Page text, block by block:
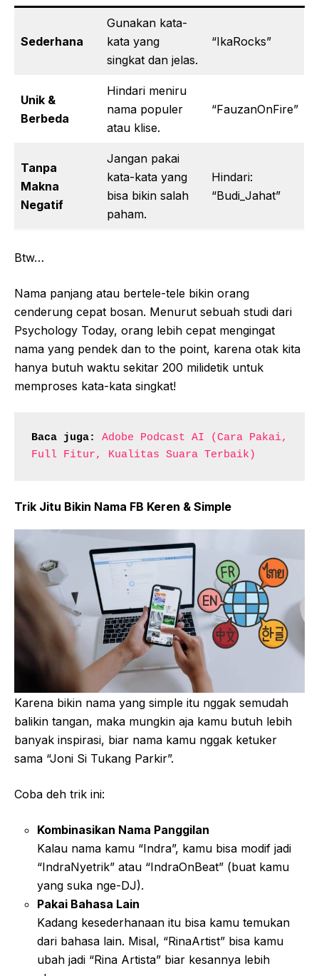
Sederhana
Gunakan kata-
kata yang
singkat dan jelas.
“IkaRocks”
Unik &
Berbeda
Hindari meniru
nama populer
atau klise.
“FauzanOnFire”
Tanpa
Makna
Negatif
Jangan pakai
kata-kata yang
bisa bikin salah
paham.
Hindari:
“Budi_Jahat”
Btw…
Nama panjang atau bertele-tele bikin orang
cenderung cepat bosan. Menurut sebuah studi dari
Psychology Today, orang lebih cepat mengingat
nama yang pendek dan to the point, karena otak kita
hanya butuh waktu sekitar 200 milidetik untuk
memproses kata-kata singkat!
Baca juga:
Adobe Podcast AI (Cara Pakai,
Full Fitur, Kualitas Suara Terbaik)
Trik Jitu Bikin Nama FB Keren & Simple
Karena bikin nama yang simple itu nggak semudah
balikin tangan, maka mungkin aja kamu butuh lebih
banyak inspirasi, biar nama kamu nggak ketuker
sama “Joni Si Tukang Parkir”.
Coba deh trik ini:
Kombinasikan Nama Panggilan
Kalau nama kamu “Indra”, kamu bisa modif jadi
“IndraNyetrik” atau “IndraOnBeat” (buat kamu
yang suka nge-DJ).
Pakai Bahasa Lain
Kadang kesederhanaan itu bisa kamu temukan
dari bahasa lain. Misal, “RinaArtist” bisa kamu
ubah jadi “Rina Artista” biar kesannya lebih